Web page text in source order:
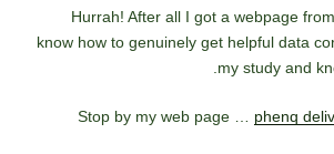
Hurrah! After all I got a webpage
know how to genuinely get helpful data
my study and
Stop by my web page … phenq